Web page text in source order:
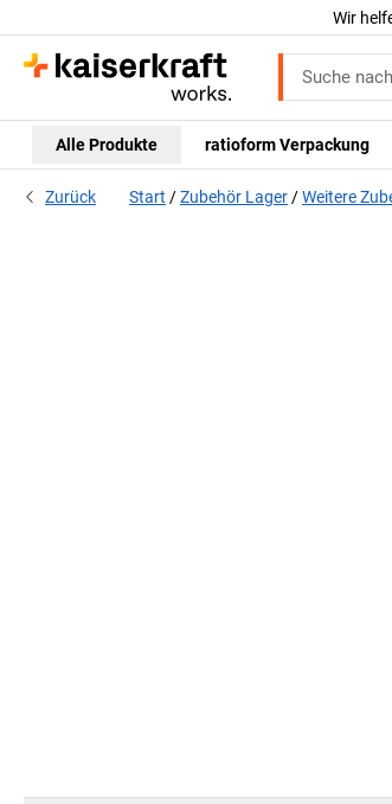
Wir
Alle Produkte ratioform Verpackung
Zurück Start Zubehör Lager Weitere